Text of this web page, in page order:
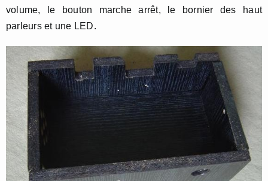
volume, le bouton marche arrêt, le bornier des haut
parleurs et une LED.